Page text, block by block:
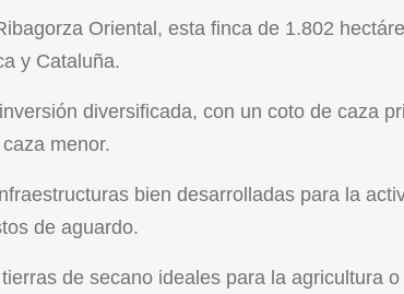
Oriental, esta finca de 1.802
y Cataluña.
diversificada, con un coto de caza
menor.
bien desarrolladas para la
de aguardo.
de secano ideales para la agricultura